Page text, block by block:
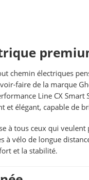
chemin électriques
faire de la marque
Line CX
élégant, capable de
à tous ceux qui
à vélo de longue
et la stabilité.